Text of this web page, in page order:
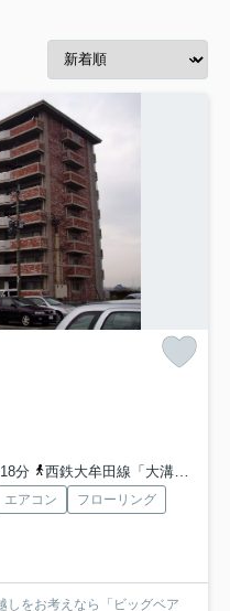
分
西鉄大牟田線「大溝」駅 徒歩40分
エアコン
フローリング
しをお考えなら「ビッグベア